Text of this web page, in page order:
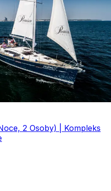
2 Osoby) | Kompleks